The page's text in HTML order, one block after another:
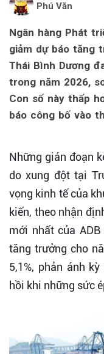
Phú Văn
Ngân hàng Phát
giảm dự báo tăng
Thái Bình Dương
trong năm 2026,
Con số này thấp
báo công bố vào
Những gián đoạn
do xung đột tại
vọng kinh tế của
kiến, theo nhận
mới nhất của
tăng trưởng cho
5,1%, phản ánh
hồi khi những sức